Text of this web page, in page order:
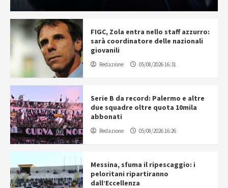
FIGC, Zola entra nello staff azzurro:
sarà coordinatore delle nazionali
giovanili
Redazione 05/08/2026 16:31
Serie B da record: Palermo e altre
due squadre oltre quota 10mila
abbonati
Redazione 05/08/2026 16:26
Messina, sfuma il ripescaggio: i
peloritani ripartiranno
dall’Eccellenza